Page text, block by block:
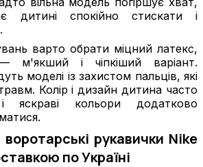
дитині спокійно стискати і
варто обрати міцний латекс,
і чіпкіший варіант.
моделі із захистом пальців, які
Колір і дизайн дитина часто
яскраві кольори додатково
рукавички Nike
по Україні